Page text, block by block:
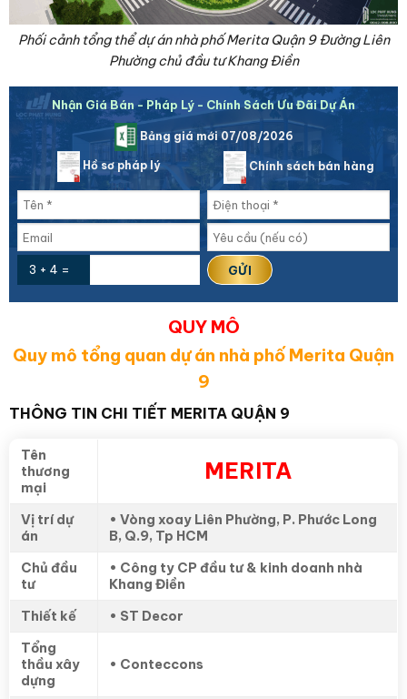
Phối cảnh tổng thể dự án nhà phố Merita Quận 9 Đường Liên
Phường chủ đầu tư Khang Điền
Nhận Giá Bán - Pháp Lý - Chính Sách Ưu Đãi Dự Án
Bảng giá mới 07/08/2026
Hồ sơ pháp lý Chính sách bán hàng
3 + 4 =
QUY MÔ
Quy mô tổng quan dự án nhà phố Merita Quận
9
THÔNG TIN CHI TIẾT MERITA QUẬN 9
Tên
thương
mại
MERITA
Vị trí dự
án
• Vòng xoay Liên Phường, P. Phước Long
B, Q.9, Tp HCM
Chủ đầu
tư
• Công ty CP đầu tư & kinh doanh nhà
Khang Điền
Thiết kế
• ST Decor
Tổng
thầu xây
dựng
• Conteccons